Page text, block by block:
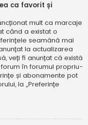
ca favorit și
mult ca marcaje
când a existat o
seamănă mai
la actualizarea
veți fi anunțat că există
în forumul propriu-
și abonamente pot
la „Preferințe